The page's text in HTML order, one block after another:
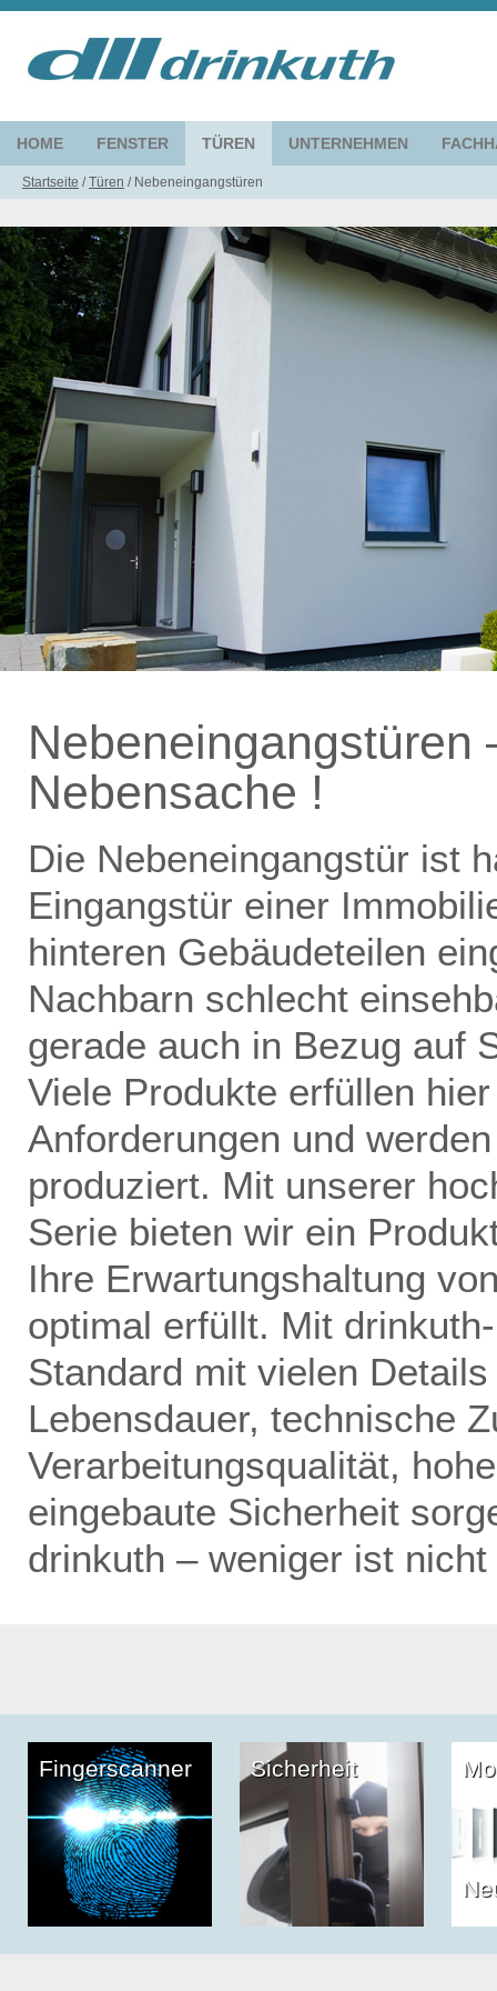
HOME FENSTER TÜREN UNTERNEHMEN
Startseite /Türen / Nebeneingangstüren
Nebeneingangstüren
Nebensache !
Die Nebeneingangstür ist
Eingangstür einer
hinteren Gebäudeteilen
Nachbarn schlecht
gerade auch in Bezug auf
Viele Produkte erfüllen
Anforderungen und
produziert. Mit unserer
Serie bieten wir ein
Ihre Erwartungshaltung
optimal erfüllt. Mit
Standard mit vielen
Lebensdauer, technische
Verarbeitungsqualität,
eingebaute Sicherheit
drinkuth – weniger ist nicht
Fingerscanner Sicherheit